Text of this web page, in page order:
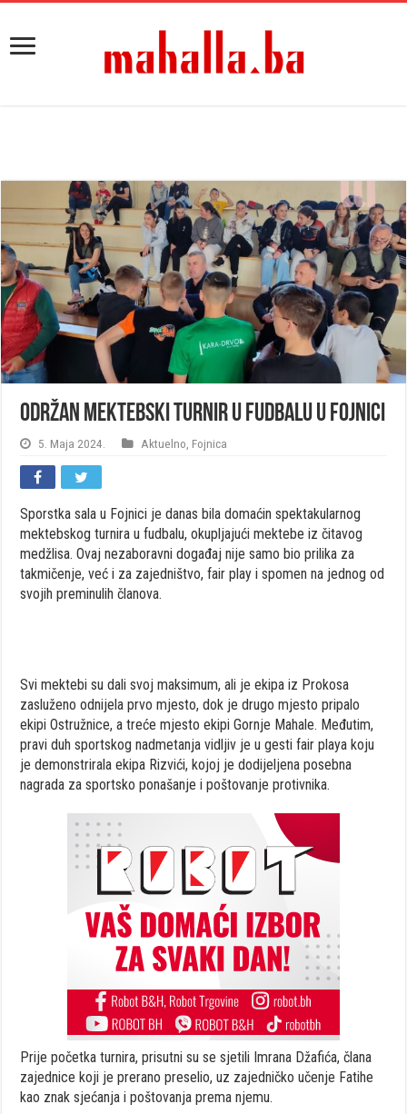
Održan mektebski turnir u fudbalu u Fojnici
5. Maja 2024. Aktuelno Fojnica
Sporstka sala u Fojnici je danas bila domaćin spektakularnog
mektebskog turnira u fudbalu, okupljajući mektebe iz čitavog
medžlisa. Ovaj nezaboravni događaj nije samo bio prilika za
takmičenje, već i za zajedništvo, fair play i spomen na jednog od
svojih preminulih članova.
Svi mektebi su dali svoj maksimum, ali je ekipa iz Prokosa
zasluženo odnijela prvo mjesto, dok je drugo mjesto pripalo
ekipi Ostružnice, a treće mjesto ekipi Gornje Mahale. Međutim,
pravi duh sportskog nadmetanja vidljiv je u gesti fair playa koju
je demonstrirala ekipa Rizvići, kojoj je dodijeljena posebna
nagrada za sportsko ponašanje i poštovanje protivnika.
Prije početka turnira, prisutni su se sjetili Imrana Džafića, člana
zajednice koji je prerano preselio, uz zajedničko učenje Fatihe
kao znak sjećanja i poštovanja prema njemu.